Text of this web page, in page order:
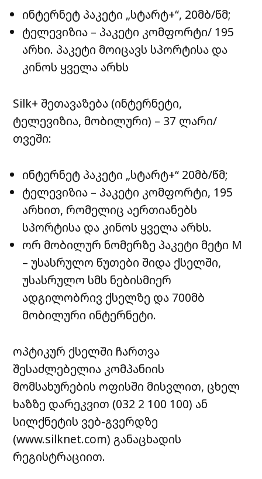
ინტერნეტ პაკეტი „სტარტ+“, 20მბ/წმ;
ტელევიზია – პაკეტი კომფორტი/ 195
არხი. პაკეტი მოიცავს სპორტისა და
კინოს ყველა არხს
Silk+ შეთავაზება (ინტერნეტი,
ტელევიზია, მობილური) – 37 ლარი/
თვეში:
ინტერნეტ პაკეტი „სტარტ+“ 20მბ/წმ;
ტელევიზია – პაკეტი კომფორტი, 195
არხით, რომელიც აერთიანებს
სპორტისა და კინოს ყველა არხს.
ორ მობილურ ნომერზე პაკეტი მეტი M
– უსასრულო წუთები შიდა ქსელში,
უსასრულო სმს ნებისმიერ
ადგილობრივ ქსელზე და 700მბ
მობილური ინტერნეტი.
ოპტიკურ ქსელში ჩართვა
შესაძლებელია კომპანიის
მომსახურების ოფისში მისვლით, ცხელ
ხაზზე დარეკვით (032 2 100 100) ან
სილქნეტის ვებ-გვერდზე
(www.silknet.com) განაცხადის
რეგისტრაციით.